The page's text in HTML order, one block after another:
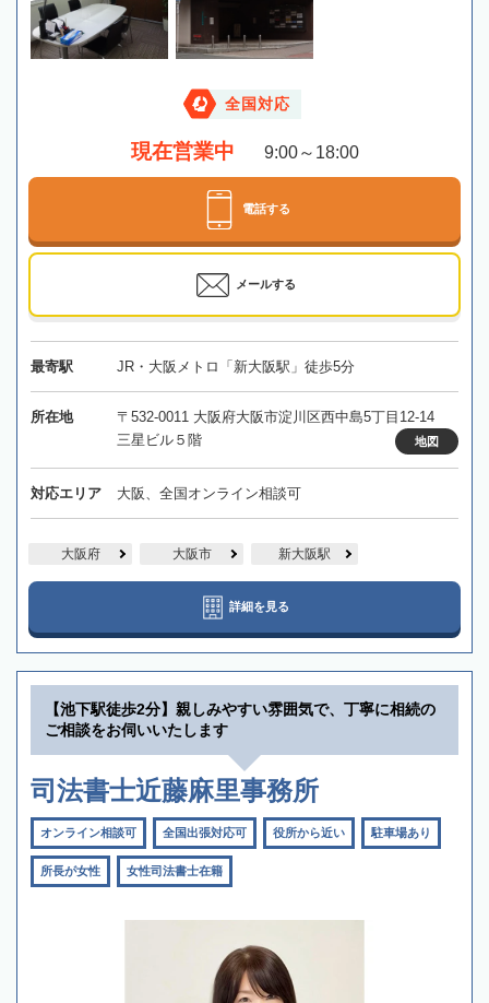
全国対応
現在営業中 9:00～18:00
電話する
メールする
最寄駅 JR・大阪メトロ「新大阪駅」徒歩5分
所在地
〒532-0011 大阪府大阪市淀川区西中島5丁目12-14
三星ビル５階
地図
対応エリア 大阪、全国オンライン相談可
大阪府 大阪市 新大阪駅
詳細を見る
【池下駅徒歩2分】親しみやすい雰囲気で、丁寧に相続の
ご相談をお伺いいたします
司法書士近藤麻里事務所
オンライン相談可 全国出張対応可 役所から近い 駐車場あり
所長が女性 女性司法書士在籍